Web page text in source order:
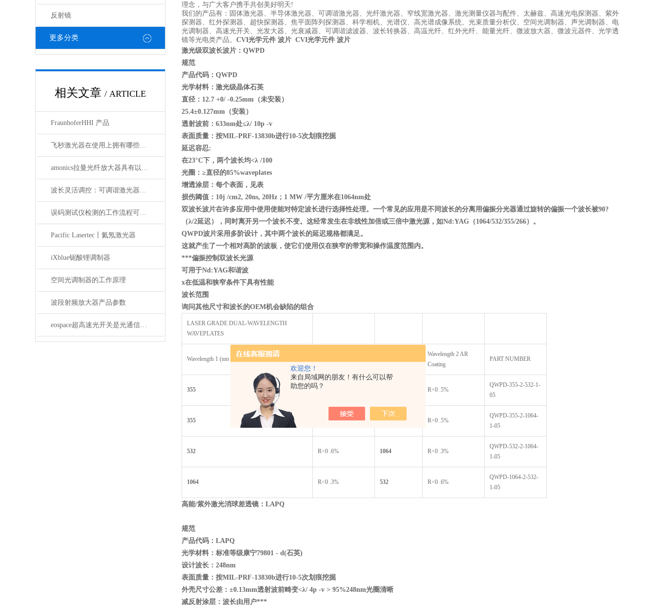
欢迎您！
来自局域网的朋友！有什么可以帮
助您的吗？
反射镜
更多分类
相关文章 / ARTICLE
FraunhoferHHI 产品
飞秒激光器在使用上拥有哪些特点？
amonics拉曼光纤放大器具有以下四大优点
波长灵活调控：可调谐激光器在WDM系统中的应用解析
误码测试仪检测的工作流程可概括为以下几个步骤
Pacific Lasertec丨氦氖激光器
iXblue铌酸锂调制器
空间光调制器的工作原理
波段射频放大器产品参数
eospace超高速光开关是光通信领域的革新之作
理念，与广大客户携手共创美好明天!
我们的产品有：固体激光器、半导体激光器、可调谐激光器、光纤激光器、窄线宽激光器、激光测量仪器与配件、太赫兹、高速光电探测器、紫外
探测器、红外探测器、超快探测器、焦平面阵列探测器、科学相机、光谱仪、高光谱成像系统、光束质量分析仪、空间光调制器、声光调制器、电
光调制器、高速光开关、光发大器、光衰减器、可调谐滤波器、波长转换器、高温光纤、红外光纤、能量光纤、微波放大器、微波元器件、光学透
镜等光电类产品。 CVI光学元件 波片 CVI光学元件 波片
激光级双波长波片：QWPD
规范
产品代码：QWPD
光学材料：激光级晶体石英
直径：12.7 +0/ -0.25mm （未安装）
25.4±0.127mm （安装）
透射波前：633nm处≤λ/ 10p -v
表面质量：按MIL-PRF-13830b进行10-5次划痕挖掘
延迟容忍:
在23°C下，两个波长均<λ /100
光圈：≥直径的85%waveplates
增透涂层：每个表面，见表
损伤阈值：10j /cm2, 20ns, 20Hz ；1 MW /平方厘米在1064nm处
双波长波片在许多应用中使用使能对特定波长进行选择性处理。一个常见的应用是不同波长的分离用偏振分光器通过旋转的偏振一个波长被90?
（λ/2延迟），同时离开另一个波长不变。这经常发生在非线性加倍或三倍中激光源，如Nd:YAG （1064/532/355/266）。
QWPD波片采用多阶设计，其中两个波长的延迟规格都满足。
这就产生了一个相对高阶的波板，使它们使用仅在狭窄的带宽和操作温度范围内。
***偏振控制双波长光源
可用于Nd:YAG和谐波
x在低温和狭窄条件下具有性能
波长范围
询问其他尺寸和波长的OEM机会缺陷的组合
LASER GRADE DUAL-WAVELENGTH
WAVEPLATES
Wavelength 1 (nm
Wavelength 2 AR
Coating
PART NUMBER
355 R<0 .5% R<0 .5%
QWPD-355-2-532-1-
05
355 R<1 .3% 1064 R<0 .5%
QWPD-355-2-1064-
1-05
532 R<0 .6% 1064 R<0 .3%
QWPD-532-2-1064-
1-05
1064 R<0 .3% 532 R<0 .6%
QWPD-1064-2-532-
1-05
高能/紫外激光消球差透镜：LAPQ
规范
产品代码：LAPQ
光学材料：标准等级康宁79801 - d(石英)
设计波长：248nm
表面质量：按MIL-PRF-13830b进行10-5次划痕挖掘
外壳尺寸公差：±0.13mm透射波前畸变<λ/ 4p -v > 95%248nm光圈清晰
减反射涂层：波长由用户***